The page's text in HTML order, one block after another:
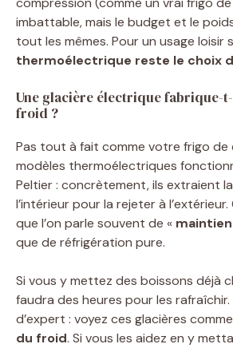
imbattable, mais le budget et le
tout les mêmes. Pour un usage loisir
thermoélectrique reste le choix
Une glacière électrique fabrique-
froid ?
Pas tout à fait comme votre frigo de
modèles thermoélectriques
Peltier : concrètement, ils extraient
l’intérieur pour la rejeter à l’extérieur.
que l’on parle souvent de «
que de réfrigération pure.
Si vous y mettez des boissons déjà
faudra des heures pour les rafraîchir.
d’expert : voyez ces glacières
du froid. Si vous les aidez en y